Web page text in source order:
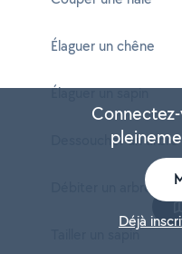
Élaguer un chêne
Élaguer un sapin
Dessoucher un arbre
Débiter un arbre
Tailler un sapin
Déjà